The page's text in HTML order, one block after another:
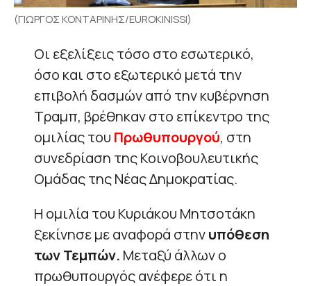
(ΓΙΩΡΓΟΣ ΚΟΝΤΑΡΙΝΗΣ/EUROKINISSI)
Οι εξελίξεις τόσο στο εσωτερικό,
όσο και στο εξωτερικό μετά την
επιβολή δασμών από την κυβέρνηση
Τραμπ, βρέθηκαν στο επίκεντρο της
ομιλίας του Πρωθυπουργού, στη
συνεδρίαση της Κοινοβουλευτικής
Ομάδας της Νέας Δημοκρατίας.
Η ομιλία του Κυριάκου Μητσοτάκη
ξεκίνησε με αναφορά στηνυπόθεση
των Τεμπών. Μεταξύ άλλων ο
πρωθυπουργός ανέφερε ότι η